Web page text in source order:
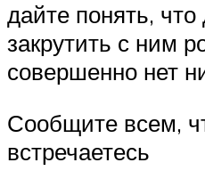
дайте понять, что
закрутить с ним
совершенно нет
Сообщите всем,
встречаетесь